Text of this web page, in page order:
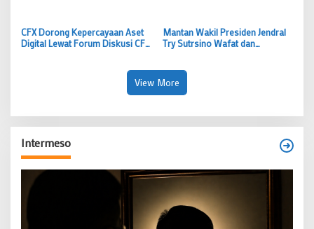
CFX Dorong Kepercayaan Aset
Digital Lewat Forum Diskusi CFX
Mantan Wakil Presiden Jendral
Try Sutrsino Wafat dan
View More
Intermeso